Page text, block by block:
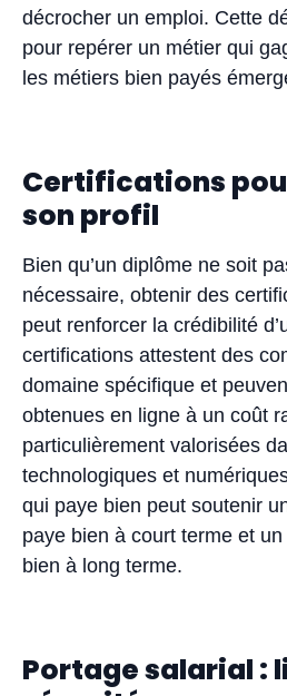
décrocher un emploi. Cette
pour repérer un métier qui
les métiers bien payés
Certifications
son profil
Bien qu’un diplôme ne soit
nécessaire, obtenir des
peut renforcer la crédibilité
certifications attestent des
domaine spécifique et
obtenues en ligne à un coût
particulièrement valorisées
technologiques et
qui paye bien peut soutenir
paye bien à court terme et
bien à long terme.
Portage salarial :